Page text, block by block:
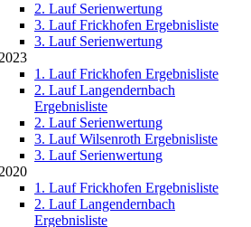
2. Lauf Serienwertung
3. Lauf Frickhofen Ergebnisliste
3. Lauf Serienwertung
2023
1. Lauf Frickhofen Ergebnisliste
2. Lauf Langendernbach
Ergebnisliste
2. Lauf Serienwertung
3. Lauf Wilsenroth Ergebnisliste
3. Lauf Serienwertung
2020
1. Lauf Frickhofen Ergebnisliste
2. Lauf Langendernbach
Ergebnisliste